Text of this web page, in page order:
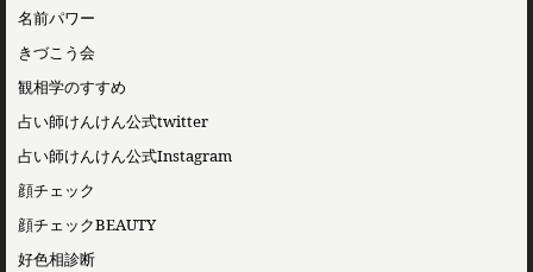
名前パワー
きづこう会
観相学のすすめ
占い師けんけん公式twitter
占い師けんけん公式Instagram
顔チェック
顔チェックBEAUTY
好色相診断